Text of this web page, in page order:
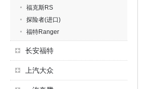
福克斯RS
探险者(进口)
福特Ranger
长安福特
上汽大众